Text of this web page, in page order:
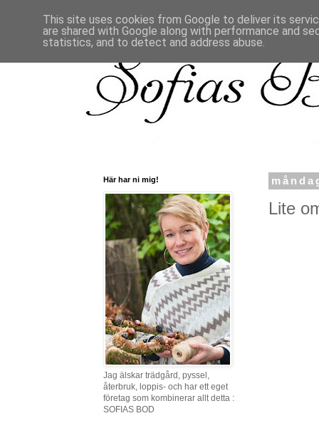
Lite
Här har ni mig!
Jag älskar trädgård, pyssel,
återbruk, loppis- och har ett eget
företag som kombinerar allt detta :
SOFIAS BOD
This site uses cookies from Google to deliver its
are shared with Google along with performance and
statistics, and to detect and address abuse.